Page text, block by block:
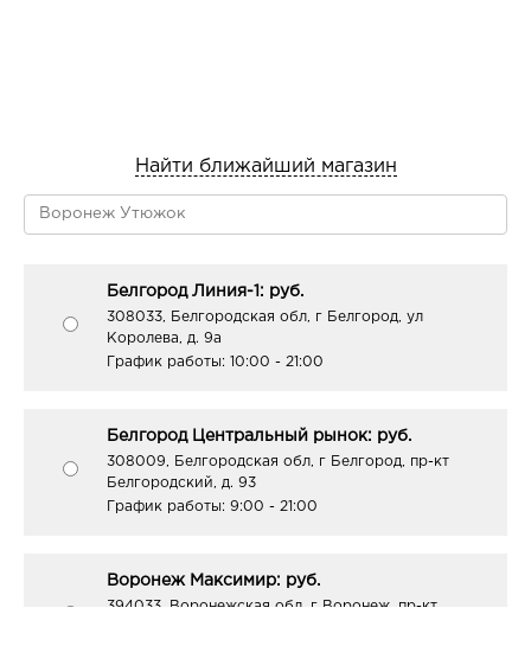
Найти ближайший магазин
Белгород Линия-1: руб.
308033, Белгородская обл, г Белгород, ул
Королева, д. 9а
График работы: 10:00 - 21:00
Белгород Центральный рынок: руб.
308009, Белгородская обл, г Белгород, пр-кт
Белгородский, д. 93
График работы: 9:00 - 21:00
Воронеж Максимир: руб.
394033, Воронежская обл, г Воронеж, пр-кт